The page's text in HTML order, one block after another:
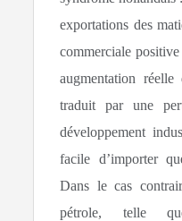
exportations des
commerciale
augmentation
traduit par une
développement
facile d’importer
Dans le cas
pétrole, telle